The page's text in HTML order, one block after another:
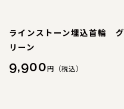
SHOP ショップ
BLOG
ラインストーン埋込首輪 グ
リーン
9,900円（税込）